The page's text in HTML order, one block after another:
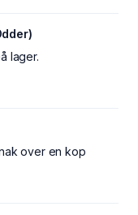
lager.
over en kop